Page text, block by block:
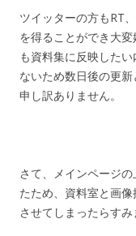
ツイッターの方もRT
を得ることができ大
も資料集に反映した
ないため数日後の更新
申し訳ありません。
さて、メインページ
たため、資料室と画
させてしまったらすみ